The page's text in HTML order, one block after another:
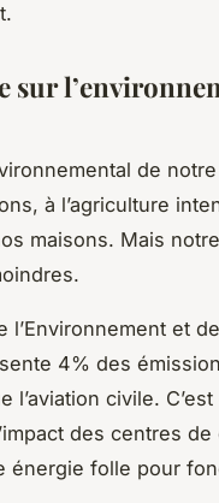
sur
de
à l’agriculture
maisons. Mais
l’Environnement et
4% des
l’aviation civile.
des centres
énergie folle pour